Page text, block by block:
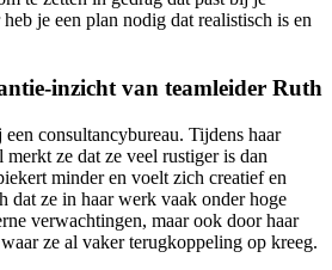
je een plan nodig dat realistisch is en
inzicht van teamleider Ruth
consultancybureau. Tijdens haar
ze dat ze veel rustiger is dan
minder en voelt zich creatief en
dat ze in haar werk vaak onder hoge
verwachtingen, maar ook door haar
ze al vaker terugkoppeling op kreeg.